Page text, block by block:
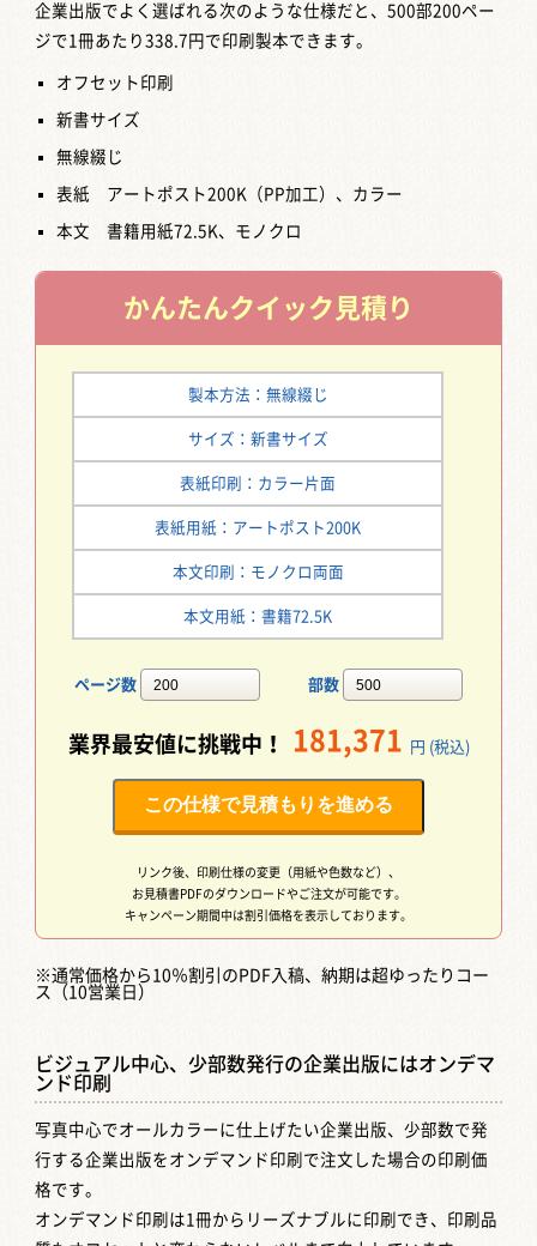
企業出版でよく選ばれる次のような仕様だと、500部200ペー
ジで1冊あたり338.7円で印刷製本できます。
オフセット印刷
新書サイズ
無線綴じ
表紙 アートポスト200K（PP加工）、カラー
本文 書籍用紙72.5K、モノクロ
かんたんクイック見積り
製本方法：無線綴じ
サイズ：新書サイズ
表紙印刷：カラー片面
表紙用紙：アートポスト200K
本文印刷：モノクロ両面
本文用紙：書籍72.5K
ページ数 部数
業界最安値に挑戦中！ 181,371 円 (税込)
この仕様で見積もりを進める
リンク後、印刷仕様の変更（用紙や色数など）、
お見積書PDFのダウンロードやご注文が可能です。
キャンペーン期間中は割引価格を表示しております。
※通常価格から10％割引のPDF入稿、納期は超ゆったりコー
ス（10営業日）
ビジュアル中心、少部数発行の企業出版にはオンデマ
ンド印刷
写真中心でオールカラーに仕上げたい企業出版、少部数で発
行する企業出版をオンデマンド印刷で注文した場合の印刷価
格です。
オンデマンド印刷は1冊からリーズナブルに印刷でき、印刷品